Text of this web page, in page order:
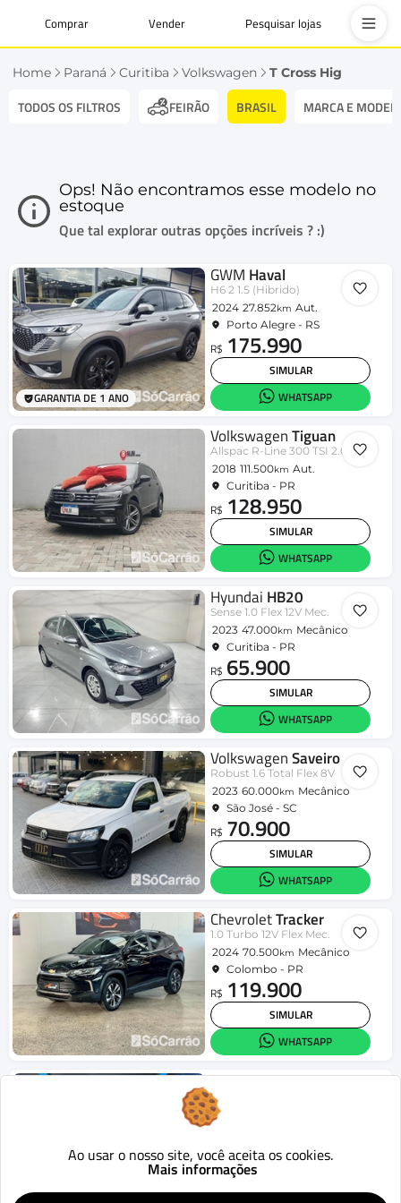
Comprar Vender Pesquisar lojas
Home Paraná Curitiba Volkswagen T Cross Hig
TODOS OS FILTROS FEIRÃO BRASIL MARCA E
Ops! Não encontramos esse modelo no
estoque
Que tal explorar outras opções incríveis ? :)
GARANTIA DE 1 ANO
GWM Haval
H6 2 1.5 (Hibrido)
2024 27.852km Aut.
Porto Alegre - RS
R$ 175.990
SIMULAR
WHATSAPP
VolkswagenTiguan
Allspac R-Line 300 TSI 2.0
2018 111.500km Aut.
Curitiba - PR
R$ 128.950
SIMULAR
WHATSAPP
Hyundai HB20
Sense 1.0 Flex 12V Mec.
2023 47.000km Mecânico
Curitiba - PR
R$ 65.900
SIMULAR
WHATSAPP
VolkswagenSaveiro
Robust 1.6 Total Flex 8V
2023 60.000km Mecânico
São José - SC
R$ 70.900
SIMULAR
WHATSAPP
ChevroletTracker
1.0 Turbo 12V Flex Mec.
2024 70.500km Mecânico
Colombo - PR
R$ 119.900
SIMULAR
WHATSAPP
JeepCompass
LIMITED 2.0 4x2 Flex 16V Aut.
2019
R$ 95.990
Ao usar o nosso site, você aceita os cookies.
Mais informações